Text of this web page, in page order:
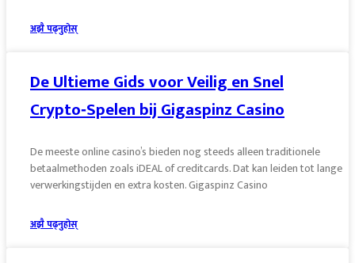
अझै पढ्नुहोस्
De Ultieme Gids voor Veilig en Snel
Crypto‑Spelen bij Gigaspinz Casino
De meeste online casino’s bieden nog steeds alleen traditionele
betaalmethoden zoals iDEAL of creditcards. Dat kan leiden tot lange
verwerkingstijden en extra kosten. Gigaspinz Casino
अझै पढ्नुहोस्